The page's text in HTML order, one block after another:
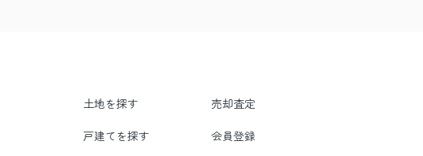
土地を探す 売却査定
戸建てを探す 会員登録